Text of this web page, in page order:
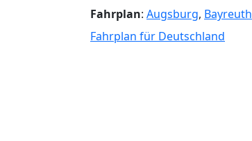
Fahrplan: Augsburg, Bayreuth
Fahrplan für Deutschland